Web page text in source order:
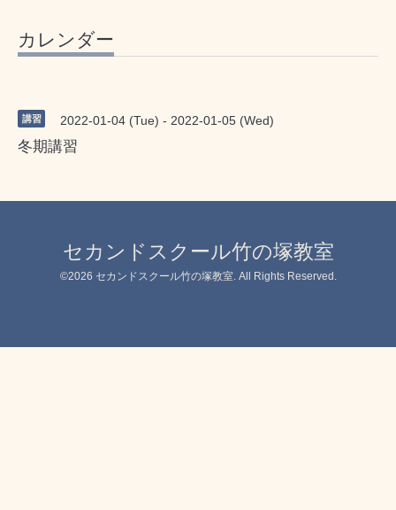
カレンダー
講習 2022-01-04 (Tue) - 2022-01-05 (Wed)
冬期講習
セカンドスクール竹の塚教室
©2026 セカンドスクール竹の塚教室. All Rights Reserved.